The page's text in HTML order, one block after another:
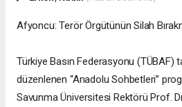
Afyoncu: Terör Örgütünün Silah
Türkiye Basın Federasyonu (TÜBAF)
düzenlenen “Anadolu Sohbetleri”
Savunma Üniversitesi Rektörü Prof.